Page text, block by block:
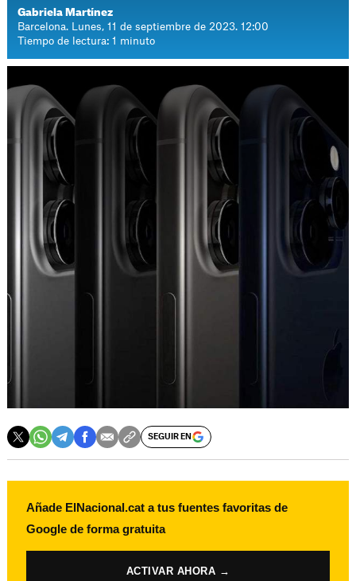
Gabriela Martínez
Barcelona. Lunes, 11 de septiembre de 2023. 12:00
Tiempo de lectura: 1 minuto
SEGUIR EN
Añade ElNacional.cat a tus fuentes favoritas de
Google de forma gratuita
ACTIVAR AHORA →